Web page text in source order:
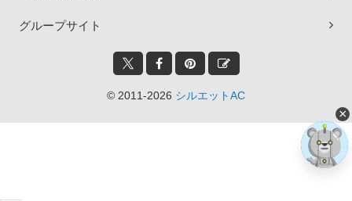
グループサイト
© 2011-2026 シルエットAC
×